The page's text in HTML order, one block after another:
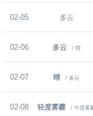
02-05 多云
02-06 多云 / 晴
02-07 晴 / 多云
02-08 轻度雾霾 / 中度雾